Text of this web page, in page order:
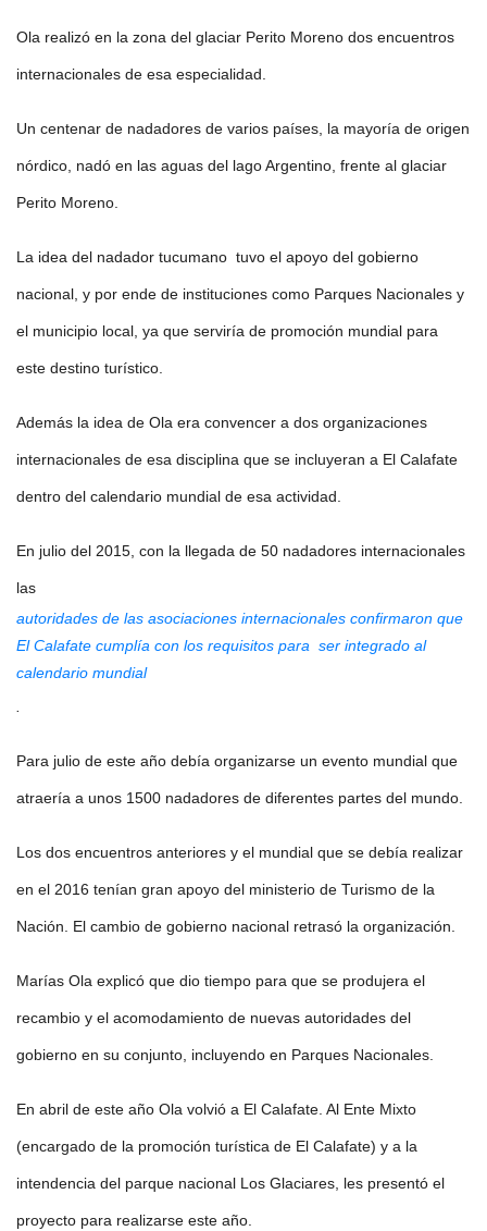
Ola realizó en la zona del glaciar Perito Moreno dos encuentros
internacionales de esa especialidad.
Un centenar de nadadores de varios países, la mayoría de origen
nórdico, nadó en las aguas del lago Argentino, frente al glaciar
Perito Moreno.
La idea del nadador tucumano tuvo el apoyo del gobierno
nacional, y por ende de instituciones como Parques Nacionales y
el municipio local, ya que serviría de promoción mundial para
este destino turístico.
Además la idea de Ola era convencer a dos organizaciones
internacionales de esa disciplina que se incluyeran a El Calafate
dentro del calendario mundial de esa actividad.
En julio del 2015, con la llegada de 50 nadadores internacionales
las
autoridades de las asociaciones internacionales confirmaron que
El Calafate cumplía con los requisitos para ser integrado al
calendario mundial
.
Para julio de este año debía organizarse un evento mundial que
atraería a unos 1500 nadadores de diferentes partes del mundo.
Los dos encuentros anteriores y el mundial que se debía realizar
en el 2016 tenían gran apoyo del ministerio de Turismo de la
Nación. El cambio de gobierno nacional retrasó la organización.
Marías Ola explicó que dio tiempo para que se produjera el
recambio y el acomodamiento de nuevas autoridades del
gobierno en su conjunto, incluyendo en Parques Nacionales.
En abril de este año Ola volvió a El Calafate. Al Ente Mixto
(encargado de la promoción turística de El Calafate) y a la
intendencia del parque nacional Los Glaciares, les presentó el
proyecto para realizarse este año.